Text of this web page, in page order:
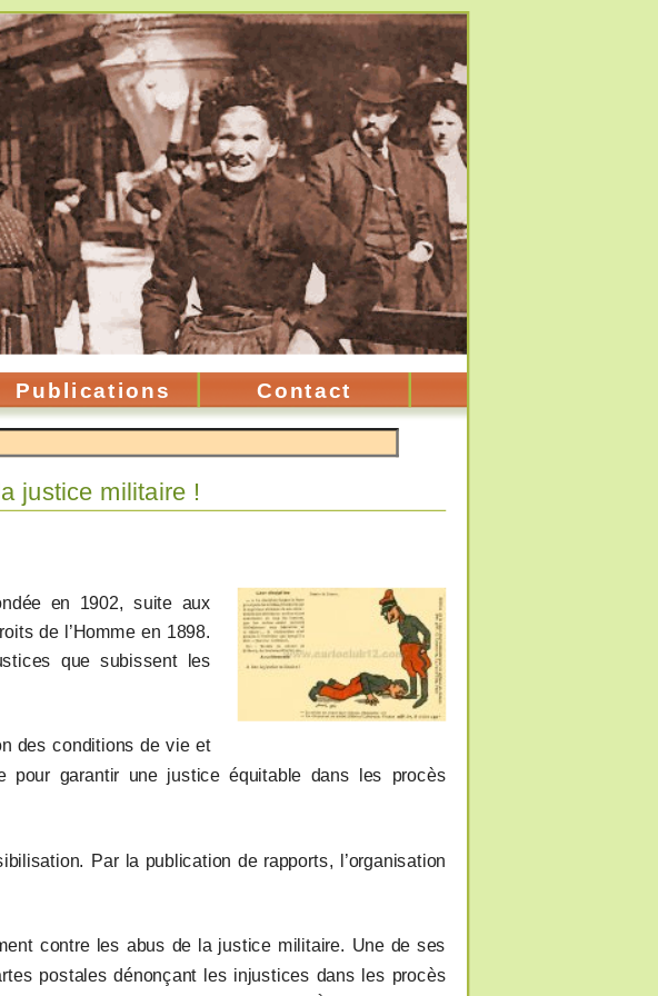
Publications Contact
justice militaire !
en 1902, suite aux
de l’Homme en 1898.
que subissent les
des conditions de vie et
garantir une justice équitable dans les procès
Par la publication de rapports, l’organisation
contre les abus de la justice militaire. Une de ses
postales dénonçant les injustices dans les procès